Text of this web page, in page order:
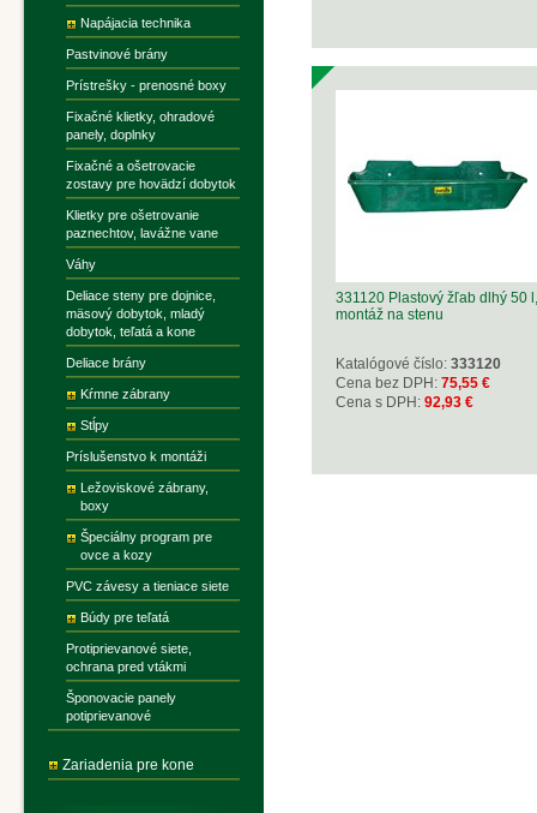
Napájacia technika
Pastvinové brány
Prístrešky - prenosné boxy
Fixačné klietky, ohradové
panely, doplnky
Fixačné a ošetrovacie
zostavy pre hovädzí dobytok
Klietky pre ošetrovanie
paznechtov, lavážne vane
Váhy
Deliace steny pre dojnice,
mäsový dobytok, mladý
dobytok, teľatá a kone
Deliace brány
Kŕmne zábrany
Stĺpy
Príslušenstvo k montáži
Ležoviskové zábrany,
boxy
Špeciálny program pre
ovce a kozy
PVC závesy a tieniace siete
Búdy pre teľatá
Protiprievanové siete,
ochrana pred vtákmi
Šponovacie panely
potiprievanové
Zariadenia pre kone
331120 Plastový žľab dlhý 50 l,
montáž na stenu
Katalógové číslo: 333120
Cena bez DPH: 75,55 €
Cena s DPH: 92,93 €